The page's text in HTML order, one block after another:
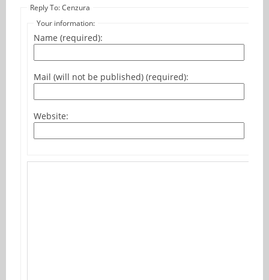
Reply To: Cenzura
Your information:
Name (required):
Mail (will not be published) (required):
Website: